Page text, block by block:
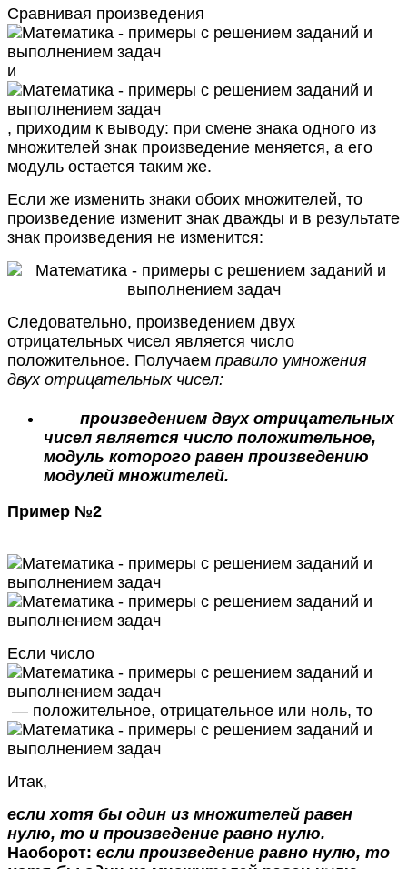
Сравнивая произведения
и
, приходим к выводу: при смене знака одного из
множителей знак произведение меняется, а его
модуль остается таким же.
Если же изменить знаки обоих множителей, то
произведение изменит знак дважды и в результате
знак произведения не изменится:
Следовательно, произведением двух
отрицательных чисел является число
положительное. Получаем правило умножения
двух отрицательных чисел:
произведением двух отрицательных
чисел является число положительное,
модуль которого равен произведению
модулей множителей.
Пример №2
Если число
— положительное, отрицательное или ноль, то
Итак,
если хотя бы один из множителей равен
нулю, то и произведение равно нулю.
Наоборот: если произведение равно нулю, то